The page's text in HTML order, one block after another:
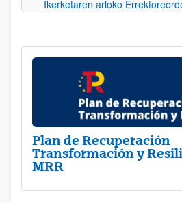
Ikerketaren arloko
Plan de Recuperación
Transformación y
MRR